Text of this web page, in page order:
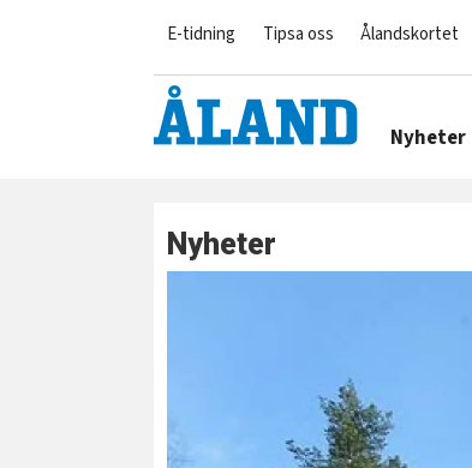
E-tidning Tipsa oss Ålandskortet
Nyheter
Nyheter